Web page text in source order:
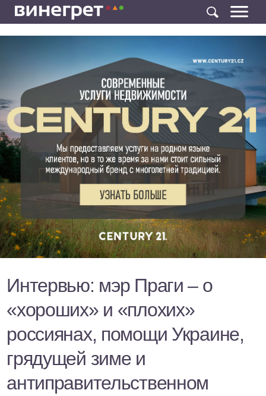
Интервью: мэр Праги – о
«хороших» и «плохих»
россиянах, помощи Украине,
грядущей зиме и
антиправительственном